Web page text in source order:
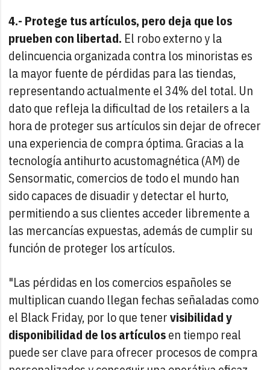
4.- Protege tus artículos, pero deja que los
prueben con libertad. El robo externo y la
delincuencia organizada contra los minoristas es
la mayor fuente de pérdidas para las tiendas,
representando actualmente el 34% del total. Un
dato que refleja la dificultad de los retailers a la
hora de proteger sus artículos sin dejar de ofrecer
una experiencia de compra óptima. Gracias a la
tecnología antihurto acustomagnética (AM) de
Sensormatic, comercios de todo el mundo han
sido capaces de disuadir y detectar el hurto,
permitiendo a sus clientes acceder libremente a
las mercancías expuestas, además de cumplir su
función de proteger los artículos.
"Las pérdidas en los comercios españoles se
multiplican cuando llegan fechas señaladas como
el Black Friday, por lo que tenervisibilidad y
disponibilidad de los artículosen tiempo real
puede ser clave para ofrecer procesos de compra